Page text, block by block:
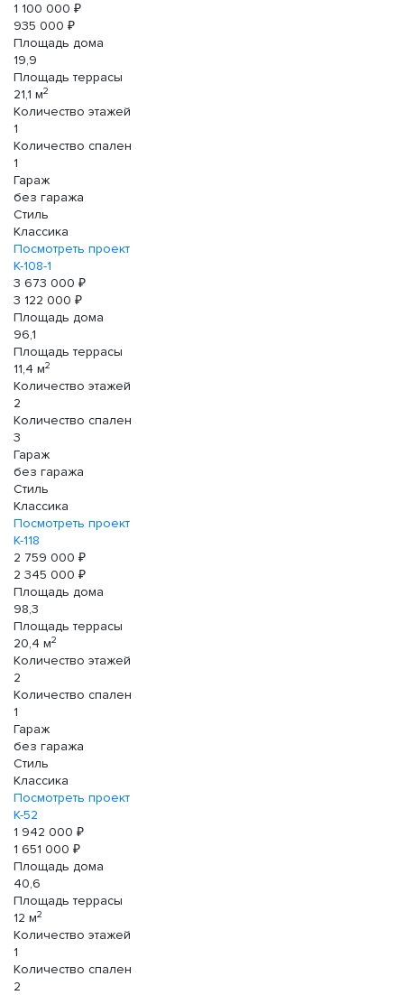
1 100 000 ₽
935 000 ₽
Площадь дома
19,9
Площадь террасы
21,1 м2
Количество этажей
1
Количество спален
1
Гараж
без гаража
Стиль
Классика
Посмотреть проект
К-108-1
3 673 000 ₽
3 122 000 ₽
Площадь дома
96,1
Площадь террасы
11,4 м2
Количество этажей
2
Количество спален
3
Гараж
без гаража
Стиль
Классика
Посмотреть проект
К-118
2 759 000 ₽
2 345 000 ₽
Площадь дома
98,3
Площадь террасы
20,4 м2
Количество этажей
2
Количество спален
1
Гараж
без гаража
Стиль
Классика
Посмотреть проект
К-52
1 942 000 ₽
1 651 000 ₽
Площадь дома
40,6
Площадь террасы
12 м2
Количество этажей
1
Количество спален
2